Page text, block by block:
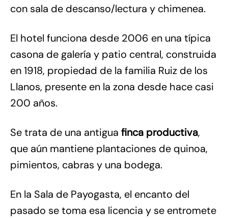
con sala de descanso/lectura y chimenea.
El hotel funciona desde 2006 en una típica
casona de galería y patio central, construida
en 1918, propiedad de la familia Ruiz de los
Llanos, presente en la zona desde hace casi
200 años.
Se trata de una antigua finca productiva,
que aún mantiene plantaciones de quinoa,
pimientos, cabras y una bodega.
En la Sala de Payogasta, el encanto del
pasado se toma esa licencia y se entromete